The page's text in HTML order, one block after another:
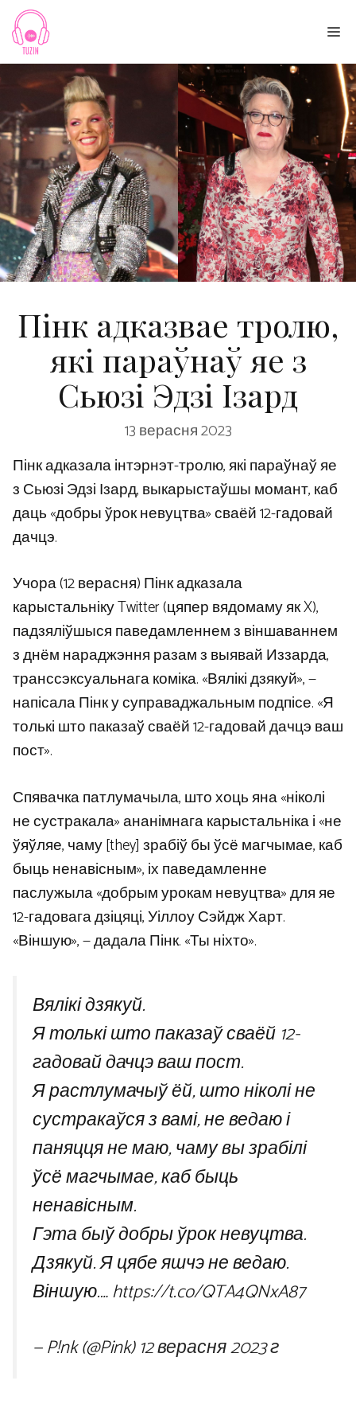
Skip
content
Пінк адказвае тролю,
які параўнаў яе з
Сьюзі Эдзі Ізард
13 верасня 2023
Пінк адказала інтэрнэт-тролю, які параўнаў яе
з Сьюзі Эдзі Ізард, выкарыстаўшы момант, каб
даць «добры ўрок невуцтва» сваёй 12-гадовай
дачцэ.
Учора (12 верасня) Пінк адказала
карыстальніку Twitter (цяпер вядомаму як X),
падзяліўшыся паведамленнем з віншаваннем
з днём нараджэння разам з выявай Иззарда,
транссэксуальнага коміка. «Вялікі дзякуй», —
напісала Пінк у суправаджальным подпісе. «Я
толькі што паказаў сваёй 12-гадовай дачцэ ваш
пост».
Спявачка патлумачыла, што хоць яна «ніколі
не сустракала» ананімнага карыстальніка і «не
ўяўляе, чаму [they] зрабіў бы ўсё магчымае, каб
быць ненавісным», іх паведамленне
паслужыла «добрым урокам невуцтва» для яе
12-гадовага дзіцяці, Уіллоу Сэйдж Харт.
«Віншую», — дадала Пінк. «Ты ніхто».
Вялікі дзякуй.
Я толькі што паказаў сваёй 12-
гадовай дачцэ ваш пост.
Я растлумачыў ёй, што ніколі не
сустракаўся з вамі, не ведаю і
паняцця не маю, чаму вы зрабілі
ўсё магчымае, каб быць
ненавісным.
Гэта быў добры ўрок невуцтва.
Дзякуй. Я цябе яшчэ не ведаю.
Віншую.… https://t.co/QTA4QNxA87
— P!nk (@Pink)12 верасня 2023 г